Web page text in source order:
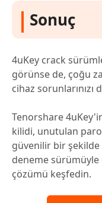
Sonuç
4uKey crack
görünse de, çoğu
cihaz sorunlarınızı
Tenorshare
kilidi, unutulan
güvenilir bir
deneme sürümüyle
çözümü keşfedin.